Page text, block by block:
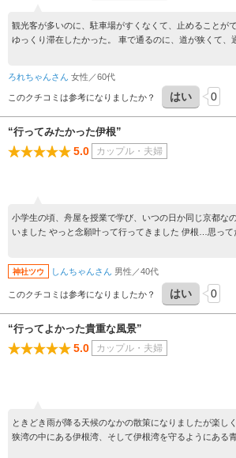
観光客が多いのに、駐車場がすくなくて、止めることが
ゆっくり滞在したかった。 車で通るのに、道が狭くて、
ろれちゃんさん 女性／60代
このクチコミは参考になりましたか？ はい 0
“行ってみたかった伊根”
5.0 カップル・夫婦
小学生の頃、舟屋を授業で学び、いつの日か同じ京都な
いました やっと念願叶って行ってきました 伊根…思って
神社ツウ しんちゃんさん 男性／40代
このクチコミは参考になりましたか？ はい 0
“行ってよかった貴重な風景”
5.0 カップル・夫婦
ときどき雨が降る天候のなかの散策になりましたが楽し
狭湾の中にある伊根湾、そして伊根湾を守るようにある